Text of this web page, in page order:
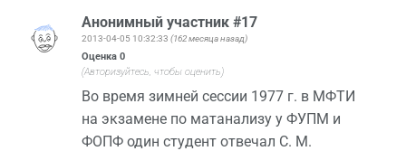
Анонимный участник #17
2013-04-05 10:32:33 (162 месяца назад)
Оценка 0
(Авторизуйтесь, чтобы оценить)
Во время зимней сессии 1977 г. в МФТИ
на экзамене по матанализу у ФУПМ и
ФОПФ один студент отвечал С. М.